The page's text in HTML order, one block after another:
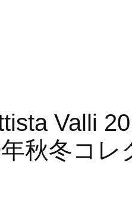
Valli
秋冬コレ